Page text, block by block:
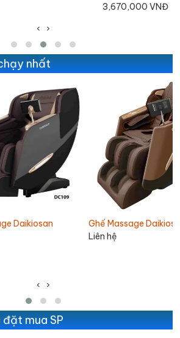
3,670,000 VNĐ
‹ ›
nhất
Ghế Massage Daikiosan DC110
‹
›
mua SP